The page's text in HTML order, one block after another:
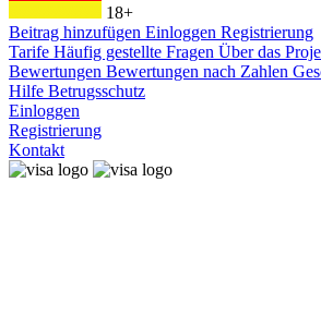
18+
Beitrag hinzufügen Einloggen Registrierung
Tarife Häufig gestellte Fragen Über das
Bewertungen Bewertungen nach Zahlen
Hilfe Betrugsschutz
Einloggen
Registrierung
Kontakt